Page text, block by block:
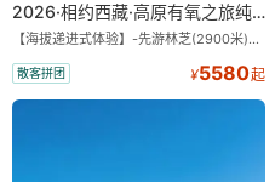
2026·相约西藏·高原有氧之旅纯玩9/11日游
【海拔递进式体验】-先游林芝(2900米)再访拉萨(3650米)，亲测 99%游客零高反 。 【贴心保障】-全程配备便携式制氧机，高反根本不是事儿 ！ 【无人机航拍】-雪山/圣湖/峡谷/古寺民俗深度串联，「随车航拍」大片呈现 。 【特色美食】-石锅鸡热腾腾的烟火气，当地特色烤羊宴，欢快的篝火歌舞 。 【沉浸式体验】-赠送藏装旅拍，夜游布达拉宫，让旅程成为有温度的记忆 。 【绝美风光】-醉美318穿越云端，林芝秘境藏地江南，羊卓雍措上帝打翻的调色盘 。
散客拼团 ¥5580起